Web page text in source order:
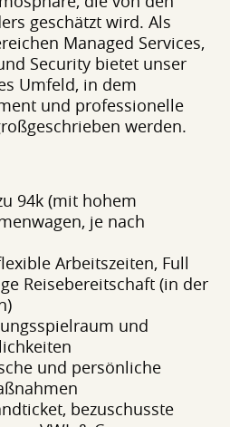
geschätzt wird. Als
Managed Services,
Security bietet unser
Umfeld, in dem
und professionelle
werden.
94k (mit hohem
je nach
Arbeitszeiten, Full
Reisebereitschaft (in der
und
und persönliche
bezuschusste